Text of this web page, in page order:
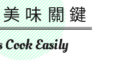
味關鍵
Cook Easily